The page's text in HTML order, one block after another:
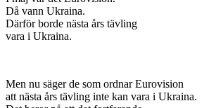
Då vann Ukraina.
Därför borde nästa års tävling
vara i Ukraina.
Men nu säger de som ordnar Eurovision
att nästa års tävling inte kan vara i Ukraina.